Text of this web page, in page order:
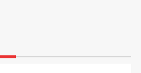
सुरक्षा का संदेश